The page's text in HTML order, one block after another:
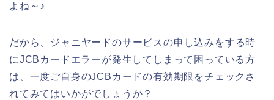
よね～♪
だから、ジャニヤードのサービスの申し込みをする時
にJCBカードエラーが発生してしまって困っている方
は、一度ご自身のJCBカードの有効期限をチェックさ
れてみてはいかがでしょうか？